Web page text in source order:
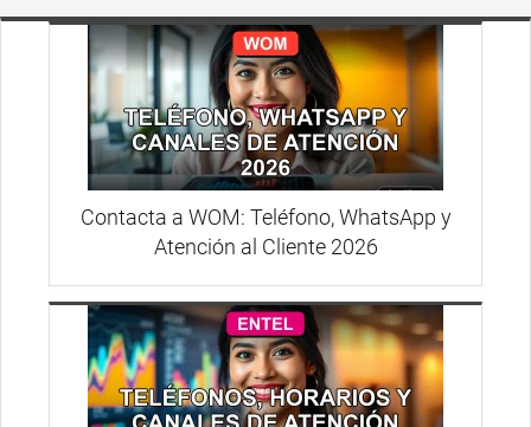
Contacta a WOM: Teléfono, WhatsApp y
Atención al Cliente 2026